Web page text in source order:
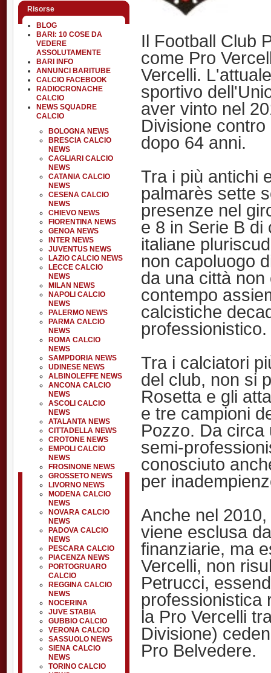
Risorse
BLOG
BARI: 10 COSE DA
VEDERE
ASSOLUTAMENTE
BARI INFO
ANNUNCI BARITUBE
CALCIO FACEBOOK
RADIOCRONACHE
CALCIO
NEWS SQUADRE
CALCIO
BOLOGNA NEWS
BRESCIA CALCIO
NEWS
CAGLIARI CALCIO
NEWS
CATANIA CALCIO
NEWS
CESENA CALCIO
NEWS
CHIEVO NEWS
FIORENTINA NEWS
GENOA NEWS
INTER NEWS
JUVENTUS NEWS
LAZIO CALCIO NEWS
LECCE CALCIO
NEWS
MILAN NEWS
NAPOLI CALCIO
NEWS
PALERMO NEWS
PARMA CALCIO
NEWS
ROMA CALCIO
NEWS
SAMPDORIA NEWS
UDINESE NEWS
ALBINOLEFFE NEWS
ANCONA CALCIO
NEWS
ASCOLI CALCIO
NEWS
ATALANTA NEWS
CITTADELLA NEWS
CROTONE NEWS
EMPOLI CALCIO
NEWS
FROSINONE NEWS
GROSSETO NEWS
LIVORNO NEWS
MODENA CALCIO
NEWS
NOVARA CALCIO
NEWS
PADOVA CALCIO
NEWS
PESCARA CALCIO
PIACENZA NEWS
PORTOGRUARO
CALCIO
REGGINA CALCIO
NEWS
NOCERINA
JUVE STABIA
GUBBIO CALCIO
VERONA CALCIO
SASSUOLO NEWS
SIENA CALCIO
NEWS
TORINO CALCIO
Il Football Club
come Pro
Vercelli.
sportivo
aver vinto nel
Divisione
dopo 64 anni.
Tra i più antichi
palmarès sette
presenze nel
e 8 in Serie B di
italiane
non capoluogo
da una città
contempo
calcistiche
professionistico.
Tra i calciatori
del club, non si
Rosetta e gli
e tre campioni
Pozzo. Da circa
semi-
conosciuto
per
Anche nel
viene esclusa
finanziarie, ma
Vercelli, non
Petrucci,
professionistica
la Pro Vercelli
Divisione)
Pro Belvedere.